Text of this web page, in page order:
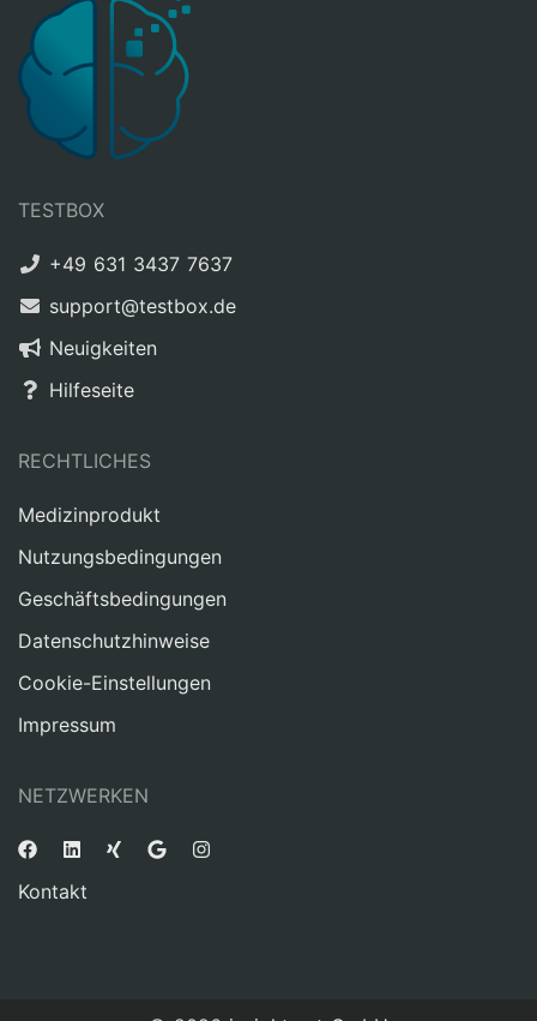
TESTBOX
+49 631 3437 7637
support@testbox.de
Neuigkeiten
Hilfeseite
RECHTLICHES
Medizinprodukt
Nutzungsbedingungen
Geschäftsbedingungen
Datenschutzhinweise
Cookie-Einstellungen
Impressum
NETZWERKEN
Kontakt